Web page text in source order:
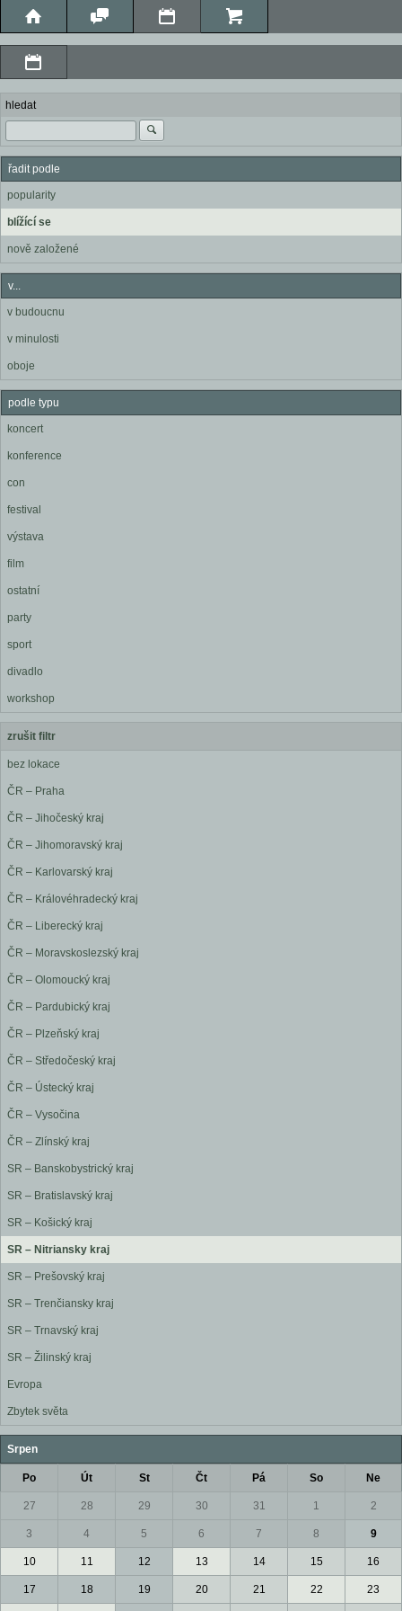
hledat
řadit podle
popularity
blížící se
nově založené
v...
v budoucnu
v minulosti
oboje
podle typu
koncert
konference
con
festival
výstava
film
ostatní
party
sport
divadlo
workshop
zrušit filtr
bez lokace
ČR – Praha
ČR – Jihočeský kraj
ČR – Jihomoravský kraj
ČR – Karlovarský kraj
ČR – Královéhradecký kraj
ČR – Liberecký kraj
ČR – Moravskoslezský kraj
ČR – Olomoucký kraj
ČR – Pardubický kraj
ČR – Plzeňský kraj
ČR – Středočeský kraj
ČR – Ústecký kraj
ČR – Vysočina
ČR – Zlínský kraj
SR – Banskobystrický kraj
SR – Bratislavský kraj
SR – Košický kraj
SR – Nitriansky kraj
SR – Prešovský kraj
SR – Trenčiansky kraj
SR – Trnavský kraj
SR – Žilinský kraj
Evropa
Zbytek světa
Srpen
Po Út St Čt Pá So Ne
27 28 29 30 31 1 2
3 4 5 6 7 8 9
10 11 12 13 14 15 16
17 18 19 20 21 22 23